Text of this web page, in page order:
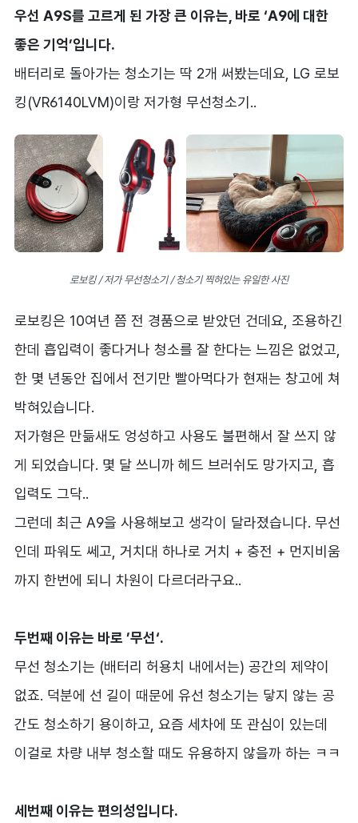
우선 A9S를 고르게 된 가장 큰 이유는, 바로 ‘A9에 대한
좋은 기억’입니다.
배터리로 돌아가는 청소기는 딱 2개 써봤는데요, LG 로보
킹(VR6140LVM)이랑 저가형 무선청소기..
로보킹 / 저가 무선청소기 / 청소기 찍혀있는 유일한 사진
로보킹은 10여년 쯤 전 경품으로 받았던 건데요, 조용하긴
한데 흡입력이 좋다거나 청소를 잘 한다는 느낌은 없었고,
한 몇 년동안 집에서 전기만 빨아먹다가 현재는 창고에 쳐
박혀있습니다.
저가형은 만듦새도 엉성하고 사용도 불편해서 잘 쓰지 않
게 되었습니다. 몇 달 쓰니까 헤드 브러쉬도 망가지고, 흡
입력도 그닥..
그런데 최근 A9을 사용해보고 생각이 달라졌습니다. 무선
인데 파워도 쎄고, 거치대 하나로 거치 + 충전 + 먼지비움
까지 한번에 되니 차원이 다르더라구요..
두번째 이유는 바로 ’무선‘.
무선 청소기는 (배터리 허용치 내에서는) 공간의 제약이
없죠. 덕분에 선 길이 때문에 유선 청소기는 닿지 않는 공
간도 청소하기 용이하고, 요즘 세차에 또 관심이 있는데
이걸로 차량 내부 청소할 때도 유용하지 않을까 하는 ㅋㅋ
세번째 이유는 편의성입니다.